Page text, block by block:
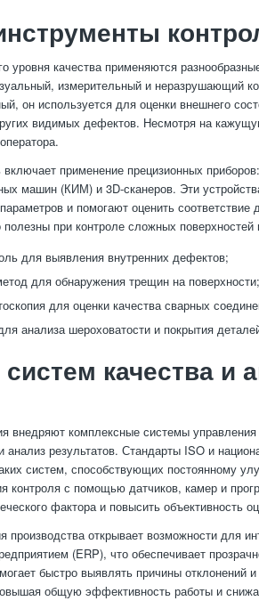
уровня качества применяются
измерительный и неразрушающий
он используется для оценки внешнего
видимых дефектов. Несмотря на
применение прецизионных
машин (КИМ) и 3D-сканеров. Эти
и помогают оценить
при контроле сложных поверхностей
для выявления внутренних дефектов;
для обнаружения трещин на поверхности;
для оценки качества сварных
анализа шероховатости и покрытия
качества и
внедряют комплексные системы
анализ результатов. Стандарты ISO и
систем, способствующих постоянному
контроля с помощью датчиков, камер и
фактора и повысить объективность
производства открывает возможности для
(ERP), что обеспечивает
быстро выявлять причины отклонений
общую эффективность работы и